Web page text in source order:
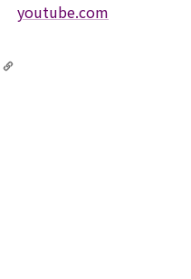
youtube.com